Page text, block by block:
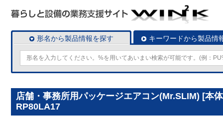
形名から製品情報を探す キーワードから製品情
店舗・事務所用パッケージエアコン(Mr.SLIM) [本
RP80LA17